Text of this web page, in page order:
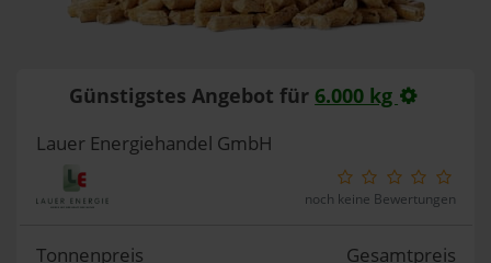
Günstigstes Angebot für 6.000 kg
Lauer Energiehandel GmbH
noch keine Bewertungen
Tonnenpreis Gesamtpreis